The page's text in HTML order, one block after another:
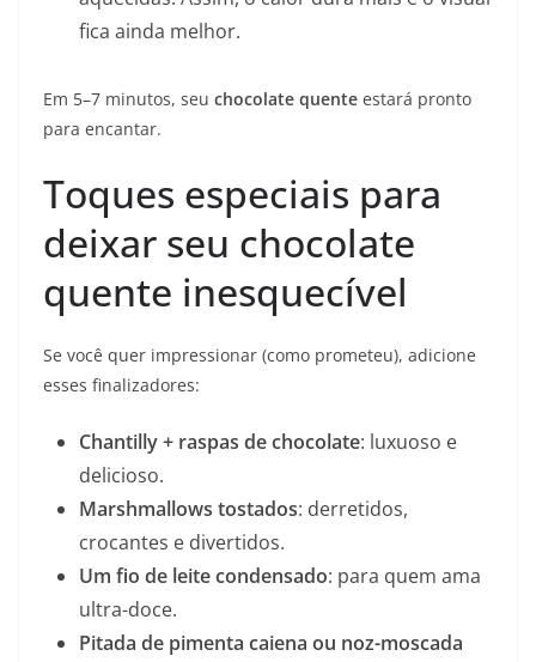
fica ainda melhor.
Em 5–7 minutos, seu chocolate quente estará pronto
para encantar.
Toques especiais para
deixar seu chocolate
quente inesquecível
Se você quer impressionar (como prometeu), adicione
esses finalizadores:
Chantilly + raspas de chocolate: luxuoso e
delicioso.
Marshmallows tostados: derretidos,
crocantes e divertidos.
Um fio de leite condensado: para quem ama
ultra-doce.
Pitada de pimenta caiena ou noz-moscada